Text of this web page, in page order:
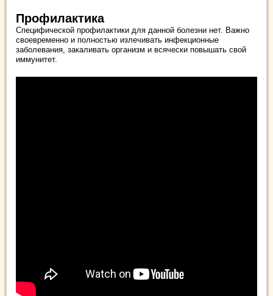
Профилактика
Специфической профилактики для данной болезни нет. Важно
своевременно и полностью излечивать инфекционные
заболевания, закаливать организм и всячески повышать свой
иммунитет.